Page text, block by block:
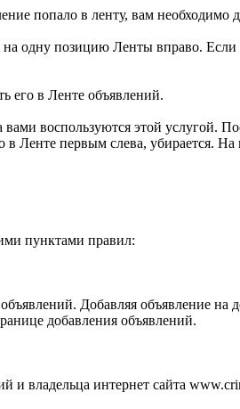
попало в ленту, вам необходимо
одну позицию Ленты вправо.
его в Ленте объявлений.
воспользуются этой услугой.
Ленте первым слева, убирается.
пунктами правил:
Добавляя объявление на
добавления объявлений.
и владельца интернет сайта